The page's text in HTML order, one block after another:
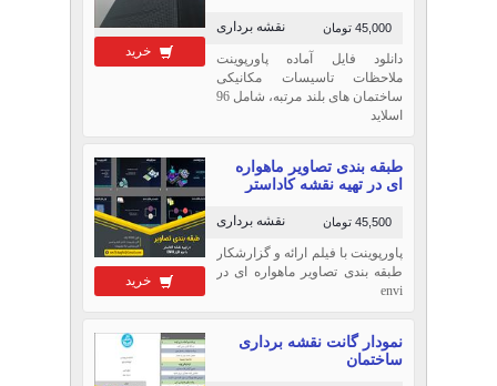
خرید
نقشه برداری 45,000 تومان
دانلود فایل آماده پاورپوینت
ملاحظات تاسیسات مکانیکی
ساختمان های بلند مرتبه، شامل 96
اسلاید
خرید
طبقه بندی تصاویر ماهواره
ای در تهیه نقشه کاداستر
نقشه برداری 45,500 تومان
پاورپوینت با فیلم ارائه و گزارشکار
طبقه بندی تصاویر ماهواره ای در
envi
نمودار گانت نقشه برداری
ساختمان